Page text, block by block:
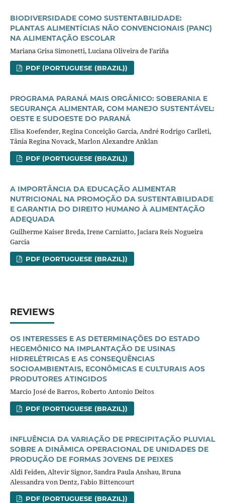
BIODIVERSIDADE COMO SUSTENTABILIDADE:
PLANTAS ALIMENTÍCIAS NÃO CONVENCIONAIS (PANC)
NA ALIMENTAÇÃO ESCOLAR
Mariana Grisa Simonetti, Luciana Oliveira de Fariña
PDF (PORTUGUESE (BRAZIL))
PROGRAMA PARANÁ MAIS ORGÂNICO: SOBERANIA E
SEGURANÇA ALIMENTAR, COM MANEJO SUSTENTÁVEL:
OESTE E SUDOESTE DO PARANÁ
Elisa Koefender, Regina Conceição Garcia, André Rodrigo Carlleti,
Tânia Regina Novack, Marlon Alexandre Anklan
PDF (PORTUGUESE (BRAZIL))
A IMPORTÂNCIA DA EDUCAÇÃO ALIMENTAR
NUTRICIONAL NA PROMOÇÃO DA SUSTENTABILIDADE
E GARANTIA DO DIREITO HUMANO À ALIMENTAÇÃO
ADEQUADA
Guilherme Kaiser Breda, Irene Carniatto, Jaciara Reis Nogueira
Garcia
PDF (PORTUGUESE (BRAZIL))
REVIEWS
OS INTERESSES E AS DETERMINAÇÕES DO ESTADO
HEGEMÔNICO NA IMPLANTAÇÃO DE USINAS
HIDRELÉTRICAS E AS CONSEQUÊNCIAS
SOCIOAMBIENTAIS, ECONÔMICAS E CULTURAIS AOS
PRODUTORES ATINGIDOS
Marcio José de Barros, Roberto Antonio Deitos
PDF (PORTUGUESE (BRAZIL))
INFLUÊNCIA DA VARIAÇÃO DE PRECIPITAÇÃO PLUVIAL
SOBRE A DINÂMICA OPERACIONAL DE UNIDADES DE
PRODUÇÃO DE FORMAS JOVENS DE PEIXES
Aldi Feiden, Altevir Signor, Sandra Paula Anshau, Bruna
Alessandra von Dentz, Fabio Bittencourt
PDF (PORTUGUESE (BRAZIL))